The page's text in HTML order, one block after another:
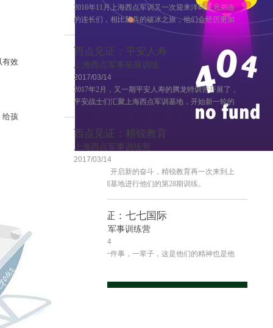
效
给孩
客户评价
2016年11月上海西点军训又一次迎来洋码头兄弟连
的连长们，相比新兵的破冰之旅，他们会经历更加
严格的训练，这也是兄弟连连长训练的第二期，来
西点见证：平安人寿
上海西点军事拓展训练
2017/03/14
2017年2月，又一期平安人寿的腾龙特训营开展了，
平安战士们汇聚上海西点军训基地，开始新一轮的
西点见证：精锐教育
上海西点军事训练营
2017/03/14
新的一年，开启新的奋斗，精锐教育再一次来到上
海西点军训基地进行他们的第28期训练。
西点见证：七七国际
上海西点军事训练营
2017/03/14
一群人，一件事，一辈子，这是他们的精神也是他